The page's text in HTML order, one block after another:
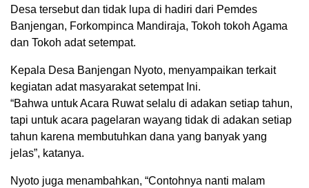
Desa tersebut dan tidak lupa di hadiri dari Pemdes
Banjengan, Forkompinca Mandiraja, Tokoh tokoh Agama
dan Tokoh adat setempat.
Kepala Desa Banjengan Nyoto, menyampaikan terkait
kegiatan adat masyarakat setempat Ini.
“Bahwa untuk Acara Ruwat selalu di adakan setiap tahun,
tapi untuk acara pagelaran wayang tidak di adakan setiap
tahun karena membutuhkan dana yang banyak yang
jelas”, katanya.
Nyoto juga menambahkan, “Contohnya nanti malam